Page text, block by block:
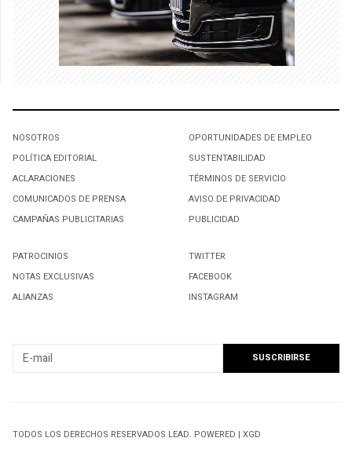
NOSOTROS
POLÍTICA EDITORIAL
ACLARACIONES
COMUNICADOS DE PRENSA
CAMPAÑAS PUBLICITARIAS
OPORTUNIDADES DE EMPLEO
SUSTENTABILIDAD
TÉRMINOS DE SERVICIO
AVISO DE PRIVACIDAD
PUBLICIDAD
PATROCINIOS
NOTAS EXCLUSIVAS
ALIANZAS
TWITTER
FACEBOOK
INSTAGRAM
TODOS LOS DERECHOS RESERVADOS LEAD. POWERED | XGD